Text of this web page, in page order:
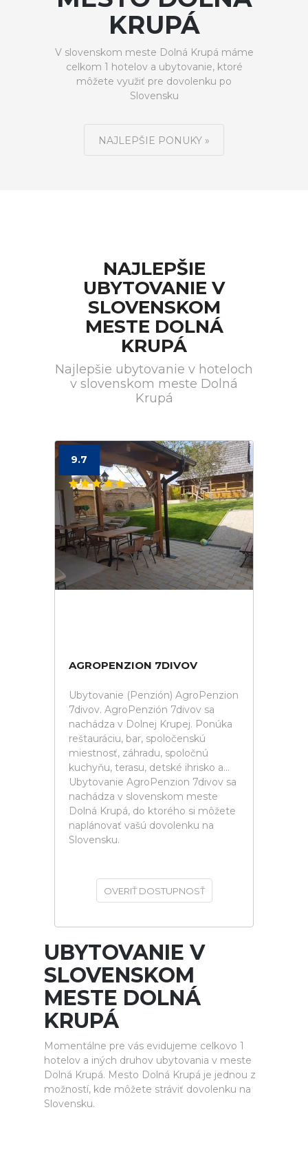
KRUPÁ
V slovenskom meste Dolná Krupá máme
celkom 1 hotelov a ubytovanie, ktoré
môžete využiť pre dovolenku po
Slovensku
NAJLEPŠIE PONUKY »
NAJLEPŠIE
UBYTOVANIE V
SLOVENSKOM
MESTE DOLNÁ
KRUPÁ
Najlepšie ubytovanie v hoteloch
v slovenskom meste Dolná
Krupá
9.7
AGROPENZION 7DIVOV
Ubytovanie (Penzión) AgroPenzion
7divov. AgroPenzión 7divov sa
nachádza v Dolnej Krupej. Ponúka
reštauráciu, bar, spoločenskú
miestnosť, záhradu, spoločnú
kuchyňu, terasu, detské ihrisko a...
Ubytovanie AgroPenzion 7divov sa
nachádza v slovenskom meste
Dolná Krupá, do ktorého si môžete
naplánovať vašú dovolenku na
Slovensku.
OVERIŤ DOSTUPNOSŤ
UBYTOVANIE V
SLOVENSKOM
MESTE DOLNÁ
KRUPÁ
Momentálne pre vás evidujeme celkovo 1
hotelov a iných druhov ubytovania v meste
Dolná Krupá. Mesto Dolná Krupá je jednou z
možností, kde môžete stráviť dovolenku na
Slovensku.